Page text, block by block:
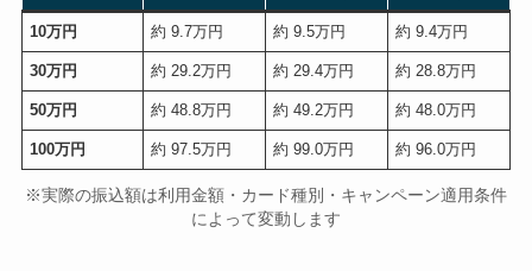
10万円 約 9.7万円 約 9.5万円 約 9.4万円
30万円 約 29.2万円 約 29.4万円 約 28.8万円
50万円 約 48.8万円 約 49.2万円 約 48.0万円
100万円 約 97.5万円 約 99.0万円 約 96.0万円
※実際の振込額は利用金額・カード種別・キャンペーン適用条件
によって変動します